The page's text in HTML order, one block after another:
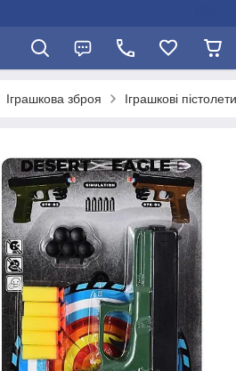
Іграшкова зброя Іграшкові пістолети